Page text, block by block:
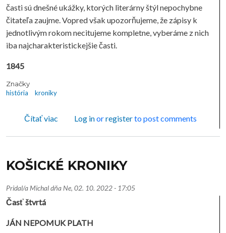
časti sú dnešné ukážky, ktorých literárny štýl nepochybne
čitateľa zaujme. Vopred však upozorňujeme, že zápisy k
jednotlivým rokom necitujeme kompletne, vyberáme z nich
iba najcharakteristickejšie časti.
1845
Značky
história
kroniky
Čítať viaco KOŠICKÉ KRONIKY
Log inorregisterto post comments
KOŠICKÉ KRONIKY
Pridal/a Michaldňa Ne, 02. 10. 2022 - 17:05
Časť štvrtá
JÁN NEPOMUK PLATH